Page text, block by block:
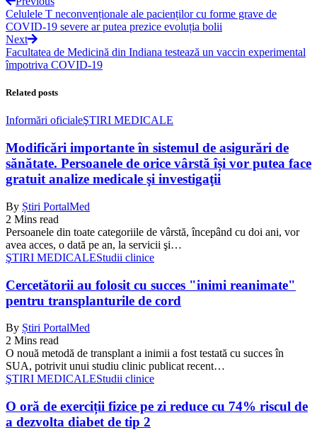
Celulele T neconvenționale ale pacienților cu forme grave de
COVID-19 severe ar putea prezice evoluția bolii
Next
Facultatea de Medicină din Indiana testează un vaccin experimental
împotriva COVID-19
Related posts
Informări oficialeŞTIRI MEDICALE
Modificări importante în sistemul de asigurări de
sănătate. Persoanele de orice vârstă își vor putea face
gratuit analize medicale şi investigaţii
By Știri PortalMed
2 Mins read
Persoanele din toate categoriile de vârstă, începând cu doi ani, vor
avea acces, o dată pe an, la servicii şi…
ŞTIRI MEDICALEStudii clinice
Cercetătorii au folosit cu succes "inimi reanimate"
pentru transplanturile de cord
By Știri PortalMed
2 Mins read
O nouă metodă de transplant a inimii a fost testată cu succes în
SUA, potrivit unui studiu clinic publicat recent…
ŞTIRI MEDICALEStudii clinice
O oră de exerciții fizice pe zi reduce cu 74% riscul de
a dezvolta diabet de tip 2